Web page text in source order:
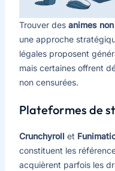
Trouver des animes
une approche
légales proposent
mais certaines offrent
non censurées.
Plateformes de
Crunchyroll et
constituent les
acquièrent parfois les